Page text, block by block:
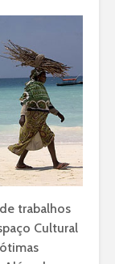
trabalhos
Cultural